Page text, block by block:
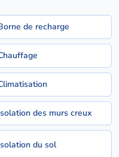
de recharge
des murs creux
du sol